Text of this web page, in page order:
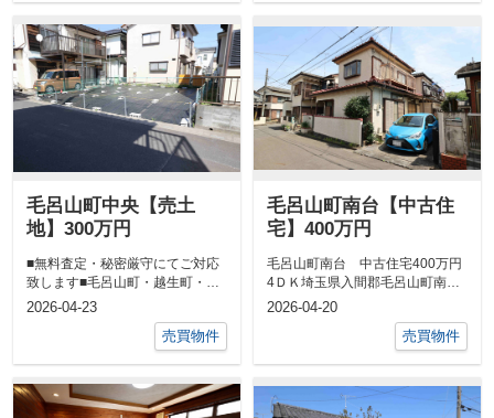
毛呂山町中央【売土
地】300万円
■無料査定・秘密厳守にてご対応
致します■毛呂山町・越生町・坂
戸市西坂戸であれば即日簡易査定
2026-04-23
売買物件
毛呂山町南台【中古住
宅】400万円
毛呂山町南台 中古住宅400万円
4ＤＫ埼玉県入間郡毛呂山町南台
４丁目東武越生線「武州長瀬」駅
2026-04-20
売買物件